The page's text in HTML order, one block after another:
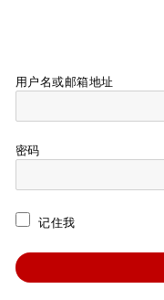
用户名或邮箱地址
密码
记住我